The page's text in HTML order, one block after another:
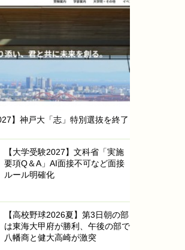
】神戸大「志」特別選抜を終了
【大学受験2027】文科省「実施
要項Q＆A」AI面接不可など面接
ルール明確化
【高校野球2026夏】第3日朝の部
は東海大甲府が勝利、午後の部で
八幡商と健大高崎が激突